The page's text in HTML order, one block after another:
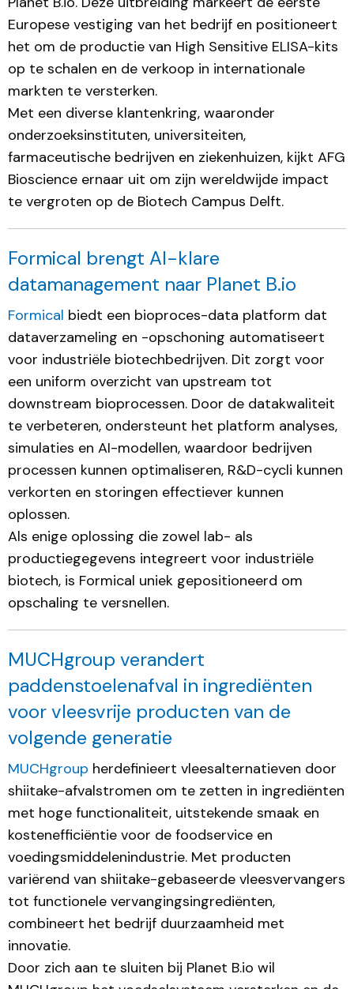
Europese vestiging van het bedrijf en positioneert
het om de productie van High Sensitive ELISA-kits
op te schalen en de verkoop in internationale
markten te versterken.
Met een diverse klantenkring, waaronder
onderzoeksinstituten, universiteiten,
farmaceutische bedrijven en ziekenhuizen, kijkt AFG
Bioscience ernaar uit om zijn wereldwijde impact
te vergroten op de Biotech Campus Delft.
Formical brengt AI-klare
datamanagement naar Planet B.io
Formical biedt een bioproces-data platform dat
dataverzameling en -opschoning automatiseert
voor industriële biotechbedrijven. Dit zorgt voor
een uniform overzicht van upstream tot
downstream bioprocessen. Door de datakwaliteit
te verbeteren, ondersteunt het platform analyses,
simulaties en AI-modellen, waardoor bedrijven
processen kunnen optimaliseren, R&D-cycli kunnen
verkorten en storingen effectiever kunnen
oplossen.
Als enige oplossing die zowel lab- als
productiegegevens integreert voor industriële
biotech, is Formical uniek gepositioneerd om
opschaling te versnellen.
MUCHgroup verandert
paddenstoelenafval in ingrediënten
voor vleesvrije producten van de
volgende generatie
MUCHgroup herdefinieert vleesalternatieven door
shiitake-afvalstromen om te zetten in ingrediënten
met hoge functionaliteit, uitstekende smaak en
kostenefficiëntie voor de foodservice en
voedingsmiddelenindustrie. Met producten
variërend van shiitake-gebaseerde vleesvervangers
tot functionele vervangingsingrediënten,
combineert het bedrijf duurzaamheid met
innovatie.
Door zich aan te sluiten bij Planet B.io wil